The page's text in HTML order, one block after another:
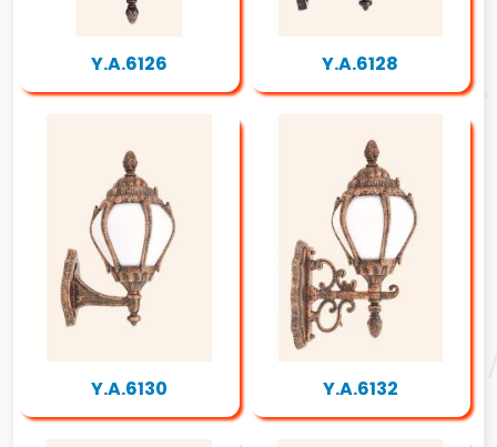
Y.A.6126 Y.A.6128
Y.A.6130 Y.A.6132